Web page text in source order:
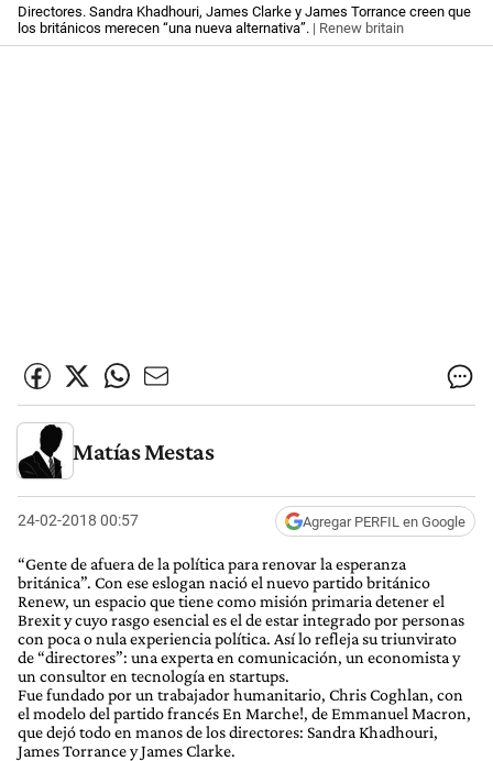
Directores. Sandra Khadhouri, James Clarke y James Torrance creen que
los británicos merecen “una nueva alternativa”. | Renew britain
Matías Mestas
24-02-2018 00:57 Agregar PERFIL en Google
“Gente de afuera de la política para renovar la esperanza
británica”. Con ese eslogan nació el nuevo partido británico
Renew, un espacio que tiene como misión primaria detener el
Brexit y cuyo rasgo esencial es el de estar integrado por personas
con poca o nula experiencia política. Así lo refleja su triunvirato
de “directores”: una experta en comunicación, un economista y
un consultor en tecnología en startups.
Fue fundado por un trabajador humanitario, Chris Coghlan, con
el modelo del partido francés En Marche!, de Emmanuel Macron,
que dejó todo en manos de los directores: Sandra Khadhouri,
James Torrance y James Clarke.